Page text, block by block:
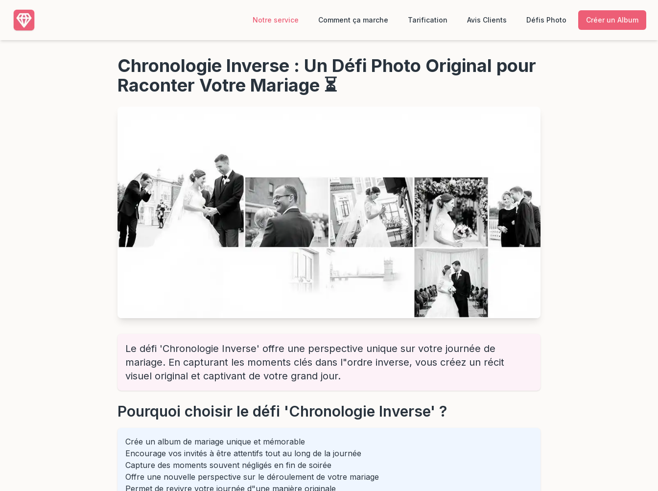
Notre service Comment ça marche Tarification Avis Clients Défis Photo Créer un Album
Chronologie Inverse : Un Défi Photo Original pour
Raconter Votre Mariage ⏳
Le défi 'Chronologie Inverse' offre une perspective unique sur votre journée de
mariage. En capturant les moments clés dans l"ordre inverse, vous créez un récit
visuel original et captivant de votre grand jour.
Pourquoi choisir le défi 'Chronologie Inverse' ?
Crée un album de mariage unique et mémorable
Encourage vos invités à être attentifs tout au long de la journée
Capture des moments souvent négligés en fin de soirée
Offre une nouvelle perspective sur le déroulement de votre mariage
Permet de revivre votre journée d"une manière originale